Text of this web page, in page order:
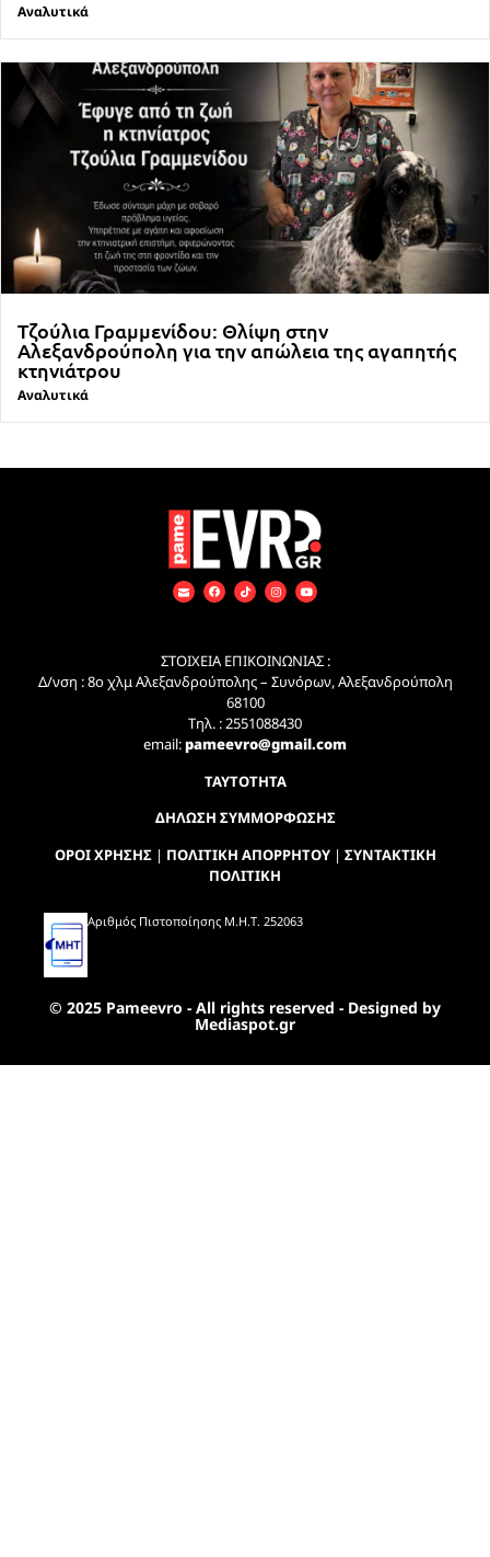
Αναλυτικά
Τζούλια Γραμμενίδου: Θλίψη στην
Αλεξανδρούπολη για την απώλεια της αγαπητής
κτηνιάτρου
Αναλυτικά
ΣΤΟΙΧΕΙΑ ΕΠΙΚΟΙΝΩΝΙΑΣ :
Δ/νση : 8ο χλμ Αλεξανδρούπολης – Συνόρων, Αλεξανδρούπολη
68100
Τηλ. : 2551088430
email:pameevro@gmail.com
ΤΑΥΤΟΤΗΤΑ
ΔΗΛΩΣΗ ΣΥΜΜΟΡΦΩΣΗΣ
ΟΡΟΙ ΧΡΗΣΗΣ| ΠΟΛΙΤΙΚΗ ΑΠΟΡΡΗΤΟΥ| ΣΥΝΤΑΚΤΙΚΗ
ΠΟΛΙΤΙΚΗ
Αριθμός Πιστοποίησης Μ.Η.Τ. 252063
© 2025 Pameevro - All rights reserved - Designed by
Mediaspot.gr